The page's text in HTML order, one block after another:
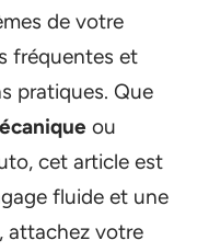
de votre
fréquentes et
pratiques. Que
ou
cet article est
fluide et une
attachez votre